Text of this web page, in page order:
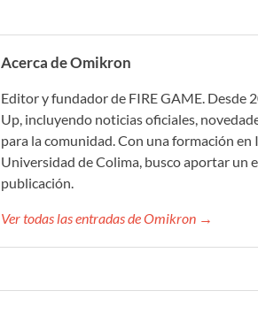
Acerca de Omikron
Editor y fundador de FIRE GAME. Desde
Up, incluyendo noticias oficiales,
para la comunidad. Con una formación en
Universidad de Colima, busco aportar un
publicación.
Ver todas las entradas de Omikron →